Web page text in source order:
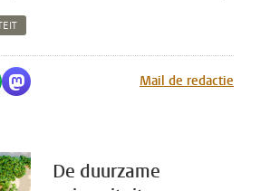
LinkedIn
via WhatsApp
Delen via MastodonMail de redactie
De duurzame